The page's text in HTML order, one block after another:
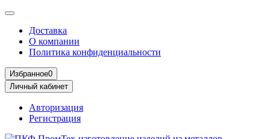
Доставка
О компании
Политика конфиденциальности
Избранное0
Личный кабинет
Авторизация
Регистрация